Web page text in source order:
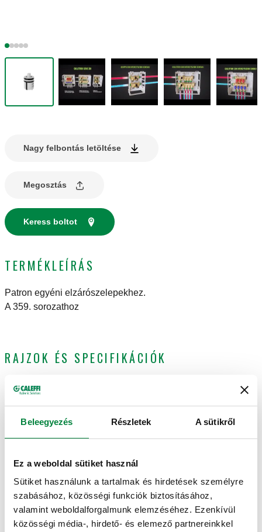
Beleegyezés Részletek A sütikről
Ez a weboldal sütiket használ
Sütiket használunk a tartalmak és hirdetések személyre
szabásához, közösségi funkciók biztosításához,
valamint weboldalforgalmunk elemzéséhez. Ezenkívül
közösségi média-, hirdető- és elemező partnereinkkel
Nagy felbontás letöltése
Megosztás
Keress boltot
TERMÉKLEÍRÁS
Patron egyéni elzárószelepekhez.
A 359. sorozathoz
RAJZOK ÉS SPECIFIKÁCIÓK
Termékkód
F0001305
Mutat Másolás